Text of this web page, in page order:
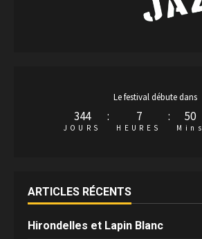
Le festival débute dans
344
JOURS
: 7
HEURES
: 50
Mins
ARTICLES RÉCENTS
Hirondelles et Lapin Blanc